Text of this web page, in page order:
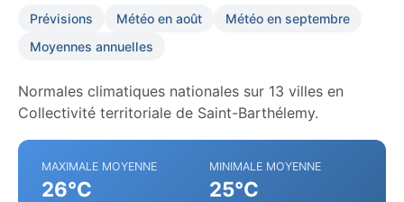
Prévisions Météo en août
Météo en septembre
Moyennes annuelles
Normales climatiques nationales sur 13 villes en
Collectivité territoriale de Saint-Barthélemy.
MAXIMALE MOYENNE
26°C
MINIMALE MOYENNE
25°C